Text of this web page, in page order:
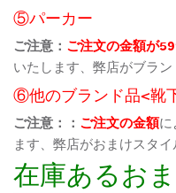
⑤パーカー
ご注意： ご注文の金額が
いたします、弊店がブラ
⑥他のブランド品<靴
ご注意：： ご注文の金額に
ます、弊店がおまけスタ
在庫あるお